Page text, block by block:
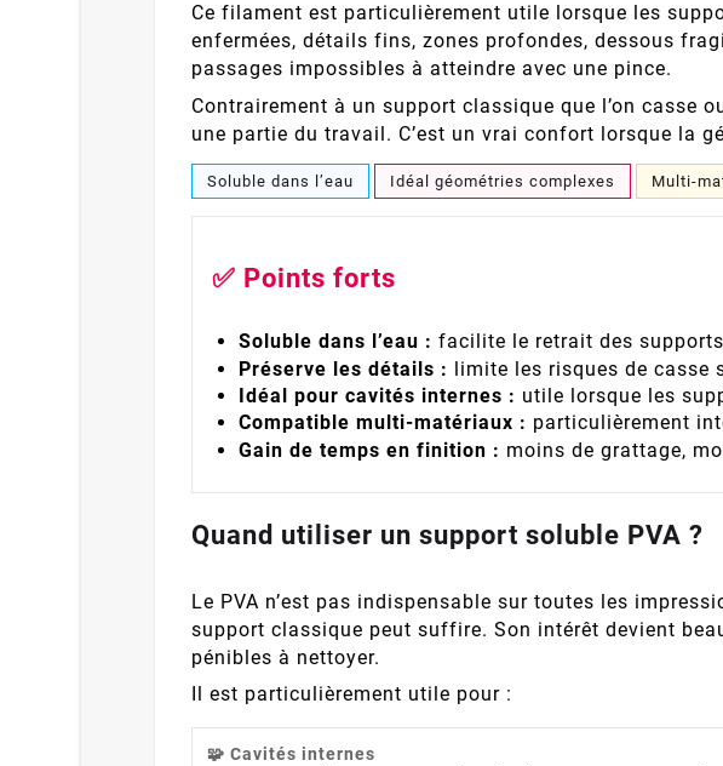
Ce filament est particulièrement utile lorsque les
enfermées, détails fins, zones profondes, dessous
passages impossibles à atteindre avec une pince.
Contrairement à un support classique que l’on casse
une partie du travail. C’est un vrai confort lorsque la
Soluble dans l’eau Idéal géométries complexes Multi-
✅ Points forts
Soluble dans l’eau : facilite le retrait des
Préserve les détails : limite les risques de casse
Idéal pour cavités internes : utile lorsque les
Compatible multi-matériaux : particulièrement
Gain de temps en finition : moins de grattage,
Quand utiliser un support soluble PVA ?
Le PVA n’est pas indispensable sur toutes les
support classique peut suffire. Son intérêt devient
pénibles à nettoyer.
Il est particulièrement utile pour :
🧩 Cavités internes